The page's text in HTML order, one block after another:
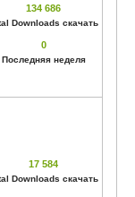
134 686
Downloads скачать
0
Последняя неделя
17 584
Downloads скачать